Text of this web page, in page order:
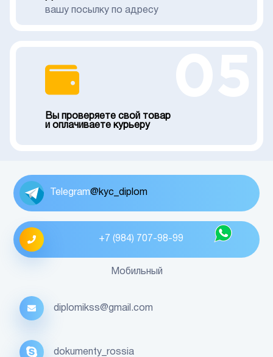
вашу посылку по адресу
Вы проверяете свой товар
и оплачиваете курьеру
Telegram@kyc_diplom
+7 (984) 707-98-99
Мобильный
diplomikss@gmail.com
dokumenty_rossia